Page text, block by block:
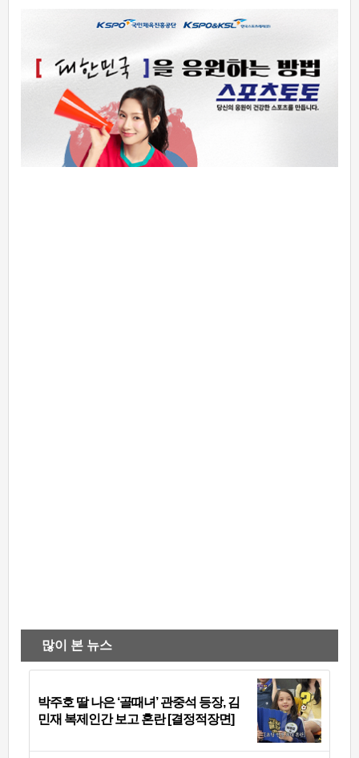
많이 본 뉴스
박주호 딸 나은 ‘골때녀’ 관중석 등장, 김
민재 복제인간 보고 혼란 [결정적장면]